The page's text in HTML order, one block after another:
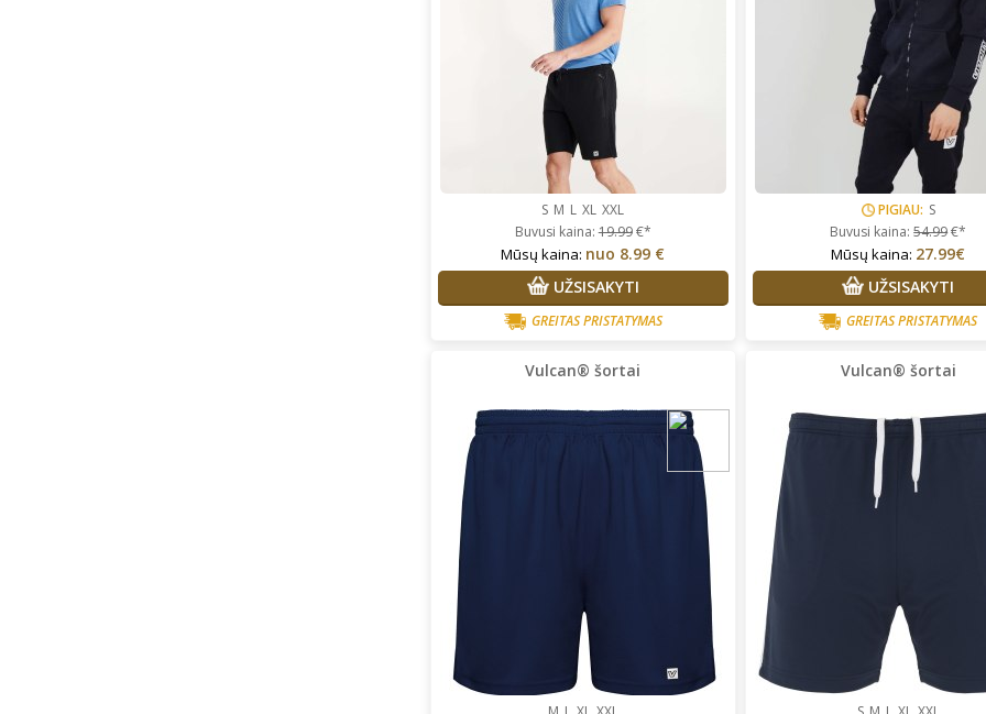
S M L XL XXL
Buvusi kaina:19.99€*
Mūsų kaina: nuo 8.99 €
UŽSISAKYTI
GREITAS PRISTATYMAS
PIGIAU: S
Buvusi kaina:54.99€*
Mūsų kaina: 27.99€
UŽSISAKYTI
GREITAS PRISTATYMAS
Vulcan® šortai Vulcan® šortai